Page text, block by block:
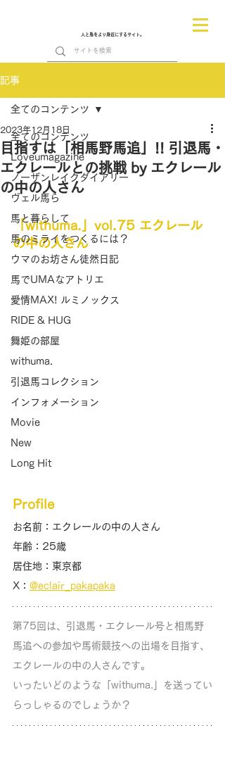
人と馬をより身近にするサイト。
記事
全てのコンテンツ
Loveumagazine
ノーザンレイクダイアリー
ヴェル馬ら
馬と暮らして
馬のミライをつくるには？
ウマのお坊さん徒然日記
馬でUMAなアトリエ
愛情MAX! ルミノックス
RIDE & HUG
舞姫の部屋
withuma.
引退馬コレクション
インフォメーション
Movie
New
Long Hit
全てのコンテンツ
目指すは「相馬野馬追」!! 引退馬・
エクレールとの挑戦 by エクレール
の中の人さん
2023年12月18日
「withuma.」vol.75 エクレール
の中の人さん
Profile
お名前：エクレールの中の人さん
年齢：25歳
居住地：東京都
X： @eclair_pakapaka
第75回は、引退馬・エクレール号と相馬野
馬追への参加や馬術競技への出場を目指す、
エクレールの中の人さんです。
いったいどのような「withuma.」を送ってい
らっしゃるのでしょうか？